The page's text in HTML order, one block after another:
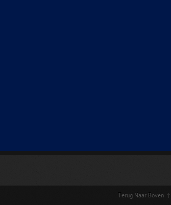
Terug Naar Boven